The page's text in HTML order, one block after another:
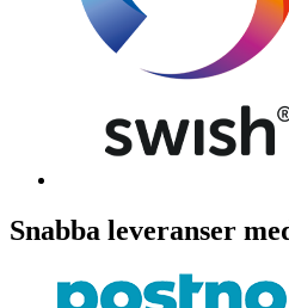
Snabba leveranser